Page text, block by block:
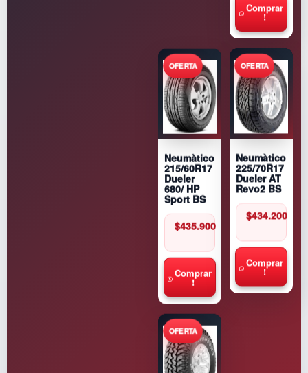
Comprar
!
Neumàtico
215/60R17
Dueler
680/ HP
Sport BS
$435.900
Comprar
!
Neumàtico
225/70R17
Dueler AT
Revo2 BS
$434.200
Comprar
!